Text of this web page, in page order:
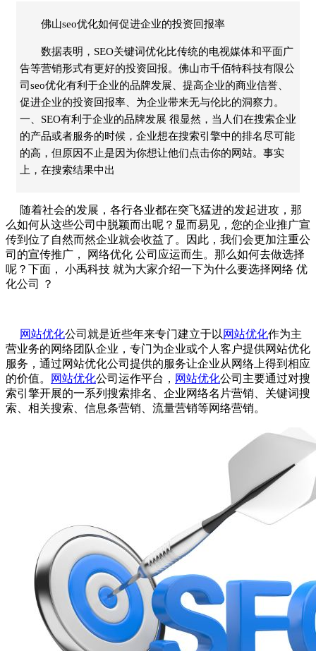
佛山seo优化如何促进企业的投资回报率
数据表明，SEO关键词优化比传统的电视媒体和平面广
告等营销形式有更好的投资回报。佛山市千佰特科技有限公
司seo优化有利于企业的品牌发展、提高企业的商业信誉、
促进企业的投资回报率、为企业带来无与伦比的洞察力。
一、SEO有利于企业的品牌发展 很显然，当人们在搜索企业
的产品或者服务的时候，企业想在搜索引擎中的排名尽可能
的高，但原因不止是因为你想让他们点击你的网站。事实
上，在搜索结果中出
随着社会的发展，各行各业都在突飞猛进的发起进攻，那
么如何从这些公司中脱颖而出呢？显而易见，您的企业推广宣
传到位了自然而然企业就会收益了。因此，我们会更加注重公
司的宣传推广，
网络优化 公司应运而生。那么如何去做选择
呢？下面，
小禹科技 就为大家介绍一下为什么要选择网络 优
化公司
？
网站优化公司就是近些年来专门建立于以 网站优化作为主
营业务的网络团队企业，专门为企业或个人客户提供网站优化
服务，通过网站优化公司提供的服务让企业从网络上得到相应
的价值。
网站优化公司运作平台， 网站优化公司主要通过对搜
索引擎开展的一系列搜索排名、企业网络名片营销、关键词搜
索、相关搜索、信息条营销、流量营销等网络营销。